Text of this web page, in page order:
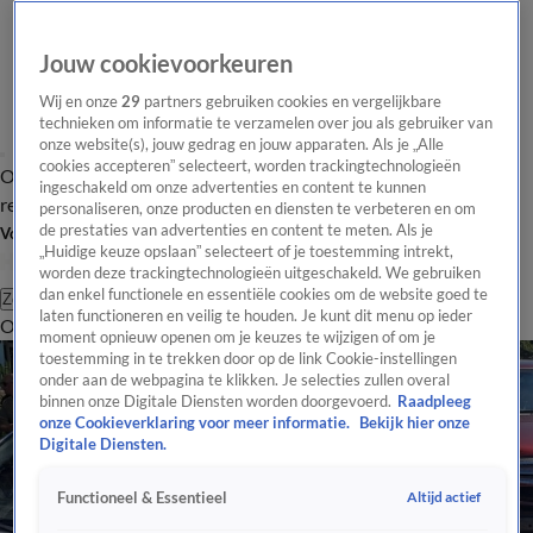
Overzicht Laatste nieuws Regionieuws Het beste van Hart
Tip de
redactie
Volg Hart van Nederland
Zoeken
OverzichtRegioUitzendingenWeerTip de redactiePanelVideo's
Jouw cookievoorkeuren
Wij en onze29 partners gebruiken cookies en vergelijkbare
technieken om informatie te verzamelen over jou als gebruiker van
onze website(s), jouw gedrag en jouw apparaten. Als je „Alle
cookies accepteren” selecteert, worden trackingtechnologieën
ingeschakeld om onze advertenties en content te kunnen
personaliseren, onze producten en diensten te verbeteren en om
de prestaties van advertenties en content te meten. Als je
„Huidige keuze opslaan” selecteert of je toestemming intrekt,
worden deze trackingtechnologieën uitgeschakeld. We gebruiken
dan enkel functionele en essentiële cookies om de website goed te
laten functioneren en veilig te houden. Je kunt dit menu op ieder
moment opnieuw openen om je keuzes te wijzigen of om je
toestemming in te trekken door op de link Cookie-instellingen
onder aan de webpagina te klikken. Je selecties zullen overal
binnen onze Digitale Diensten worden doorgevoerd. Raadpleeg
onze Cookieverklaring voor meer informatie.
Bekijk hier onze
Digitale Diensten.
Functioneel & Essentieel Altijd actief